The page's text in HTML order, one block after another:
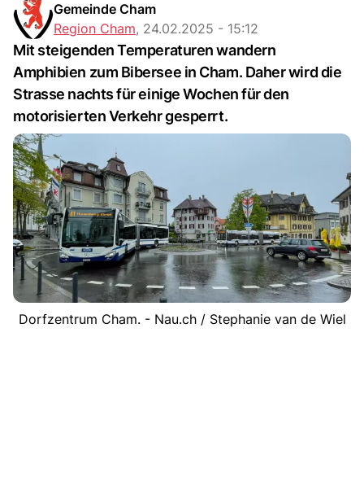
Gemeinde Cham
Region Cham, 24.02.2025 - 15:12
Mit steigenden Temperaturen wandern
Amphibien zum Bibersee in Cham. Daher wird die
Strasse nachts für einige Wochen für den
motorisierten Verkehr gesperrt.
Dorfzentrum Cham. - Nau.ch / Stephanie van de Wiel